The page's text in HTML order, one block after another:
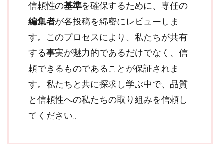
信頼性の基準を確保するために、専任の
編集者が各投稿を綿密にレビューしま
す。このプロセスにより、私たちが共有
する事実が魅力的であるだけでなく、信
頼できるものであることが保証されま
す。私たちと共に探求し学ぶ中で、品質
と信頼性への私たちの取り組みを信頼し
てください。